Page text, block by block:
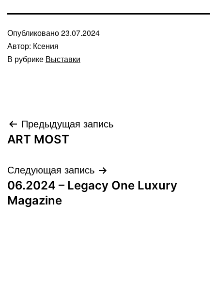
Опубликовано23.07.2024
Автор: Ксения
В рубрике Выставки
Навигация
по
записям
Предыдущая запись
ART MOST
Следующая запись
06.2024 – Legacy One Luxury
Magazine